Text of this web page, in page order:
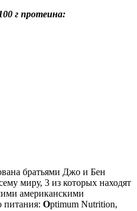
г протеина:
братьями Джо и Бен
миру, 3 из которых находят
американскими
питания: Optimum Nutrition,